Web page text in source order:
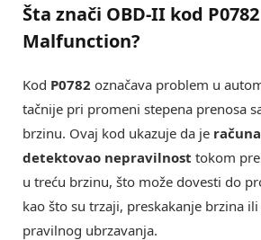
Šta znači OBD-II kod
Malfunction?
Kod P0782 označava problem u
tačnije pri promeni stepena prenosa
brzinu. Ovaj kod ukazuje da je
detektovao nepravilnost tokom
u treću brzinu, što može dovesti do
kao što su trzaji, preskakanje brzina
pravilnog ubrzavanja.